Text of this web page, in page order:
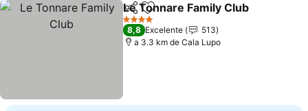
PartilharAdicionar aos favoritos
Le Tonnare Family Club
4 Estrelas
8,8 Excelente
513
a 3.3 km de Cala Lupo